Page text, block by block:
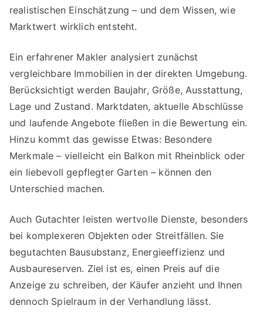
realistischen Einschätzung – und dem Wissen, wie
Marktwert wirklich entsteht.
Ein erfahrener Makler analysiert zunächst
vergleichbare Immobilien in der direkten Umgebung.
Berücksichtigt werden Baujahr, Größe, Ausstattung,
Lage und Zustand. Marktdaten, aktuelle Abschlüsse
und laufende Angebote fließen in die Bewertung ein.
Hinzu kommt das gewisse Etwas: Besondere
Merkmale – vielleicht ein Balkon mit Rheinblick oder
ein liebevoll gepflegter Garten – können den
Unterschied machen.
Auch Gutachter leisten wertvolle Dienste, besonders
bei komplexeren Objekten oder Streitfällen. Sie
begutachten Bausubstanz, Energieeffizienz und
Ausbaureserven. Ziel ist es, einen Preis auf die
Anzeige zu schreiben, der Käufer anzieht und Ihnen
dennoch Spielraum in der Verhandlung lässt.